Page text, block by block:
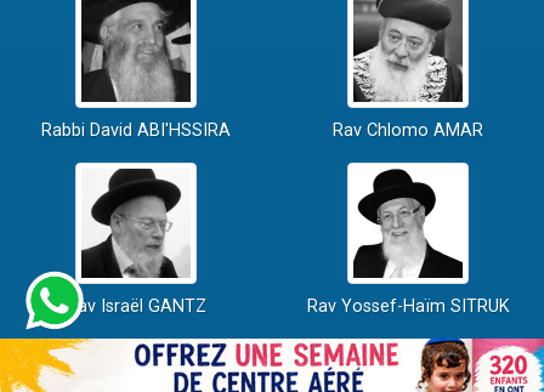
Rabbi David ABI'HSSIRA Rav Chlomo AMAR
Rav Israël GANTZ Rav Yossef-Haïm SITRUK